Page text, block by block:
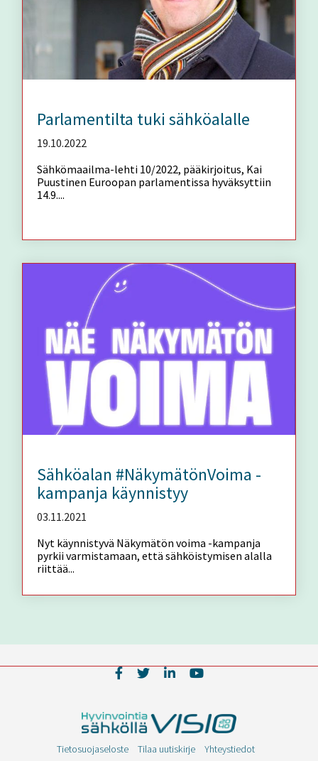
Parlamentilta tuki sähköalalle
19.10.2022
Sähkömaailma-lehti 10/2022, pääkirjoitus, Kai
Puustinen Euroopan parlamentissa hyväksyttiin
14.9....
Sähköalan #NäkymätönVoima -
kampanja käynnistyy
03.11.2021
Nyt käynnistyvä Näkymätön voima -kampanja
pyrkii varmistamaan, että sähköistymisen alalla
riittää...
Tietosuojaseloste Tilaa uutiskirje Yhteystiedot